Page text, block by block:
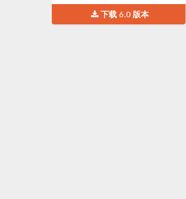
下载 6.0 版本